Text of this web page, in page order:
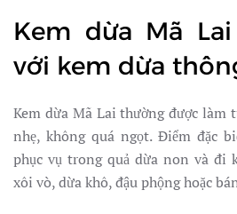
Kem dừa Mã
với kem dừa
Kem dừa Mã Lai thường được làm
nhẹ, không quá ngọt. Điểm đặc
phục vụ trong quả dừa non và đi
xôi vò, dừa khô, đậu phộng hoặc